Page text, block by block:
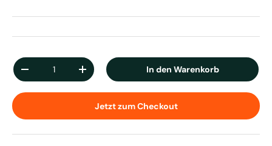
Anzahl
Menge verringernMenge erhöhen In den Warenkorb
Jetzt zum Checkout